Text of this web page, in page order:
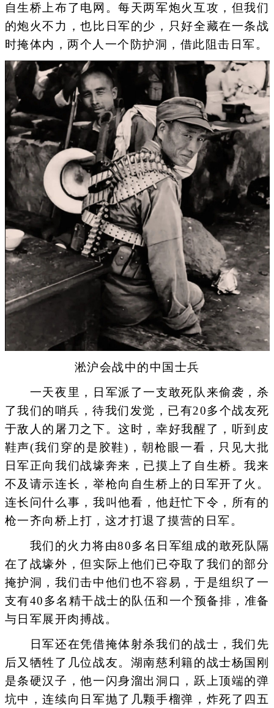
自生桥上布了电网。每天两军炮火互攻，但我们
的炮火不力，也比日军的少，只好全藏在一条战
时掩体内，两个人一个防护洞，借此阻击日军。
淞沪会战中的中国士兵
一天夜里，日军派了一支敢死队来偷袭，杀
了我们的哨兵，待我们发觉，已有20多个战友死
于敌人的屠刀之下。这时，幸好我醒了，听到皮
鞋声(我们穿的是胶鞋)，朝枪眼一看，只见大批
日军正向我们战壕奔来，已摸上了自生桥。我来
不及请示连长，举枪向自生桥上的日军开了火。
连长问什么事，我叫他看，他赶忙下令，所有的
枪一齐向桥上打，这才打退了摸营的日军。
我们的火力将由80多名日军组成的敢死队隔
在了战壕外，但实际上他们已夺取了我们的部分
掩护洞，我们击中他们也不容易，于是组织了一
支有40多名精干战士的队伍和一个预备排，准备
与日军展开肉搏战。
日军还在凭借掩体射杀我们的战士，我们先
后又牺牲了几位战友。湖南慈利籍的战士杨国刚
是条硬汉子，他一闪身溜出洞口，跃上顶端的弹
坑中，连续向日军抛了几颗手榴弹，炸死了四五